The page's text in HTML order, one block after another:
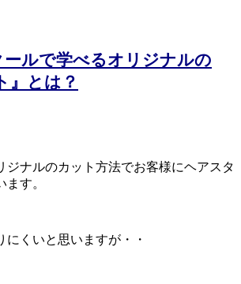
ールで学べるオリジナルの
』とは？
ジナルのカット方法でお客様にヘアスタ
す。
にくいと思いますが・・